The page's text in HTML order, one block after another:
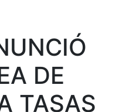
DE
TASAS